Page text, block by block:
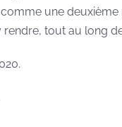
une deuxième
rendre, tout au long